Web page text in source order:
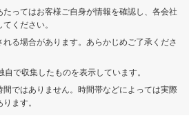
ってはお客様ご自身が情報を確認し、各会社
ください。
る場合があります。あらかじめご了承くださ
で収集したものを表示しています。
ではありません。時間帯などによっては実際
ます。